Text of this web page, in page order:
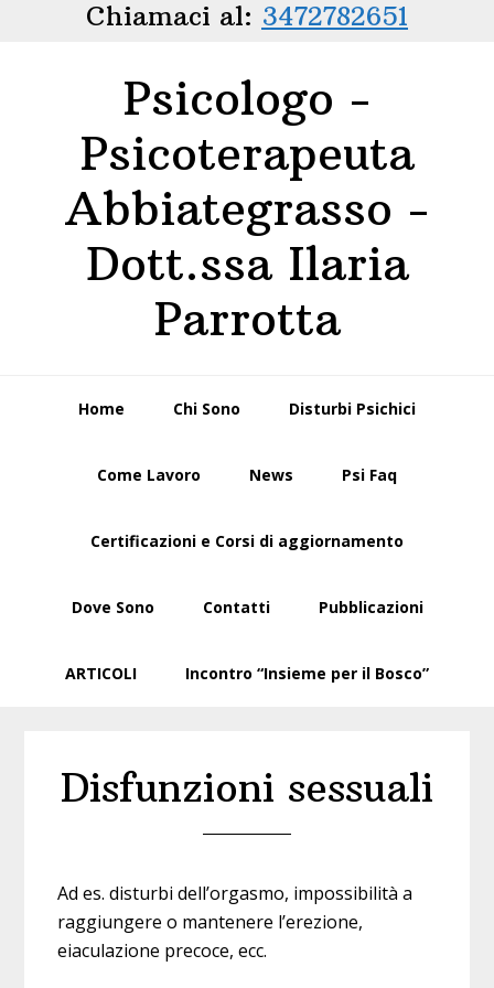
Chiamaci al: 3472782651
Psicologo -
Psicoterapeuta
Abbiategrasso -
Dott.ssa Ilaria
Parrotta
Home Chi Sono Disturbi Psichici
Come Lavoro News Psi Faq
Certificazioni e Corsi di aggiornamento
Dove Sono Contatti Pubblicazioni
ARTICOLI Incontro “Insieme per il Bosco”
Disfunzioni sessuali
Ad es. disturbi dell’orgasmo, impossibilità a
raggiungere o mantenere l’erezione,
eiaculazione precoce, ecc.